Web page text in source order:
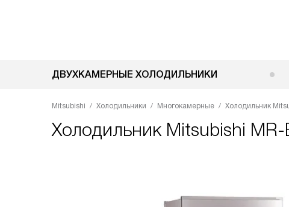
ДВУХКАМЕРНЫЕ ХОЛОДИЛЬНИКИ
Mitsubishi Холодильники Многокамерные Холодильник
Холодильник Mitsubishi